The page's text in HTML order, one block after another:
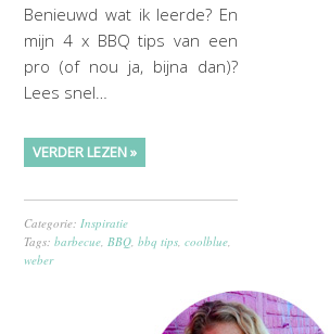
Benieuwd wat ik leerde? En
mijn 4 x BBQ tips van een
pro (of nou ja, bijna dan)?
Lees snel…
VERDER LEZEN »
Categorie: Inspiratie
Tags:barbecue BBQ ,bbq tips ,coolblue
weber